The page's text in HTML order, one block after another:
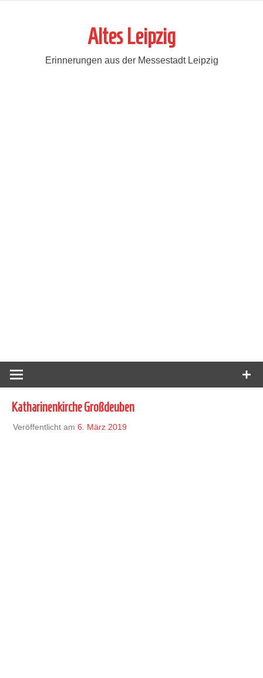
Altes Leipzig
Erinnerungen aus der Messestadt Leipzig
Katharinenkirche Großdeuben
Veröffentlicht am 6. März 2019